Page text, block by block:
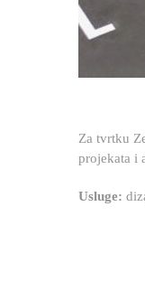
Za tvrtku
projekata i
Usluge: